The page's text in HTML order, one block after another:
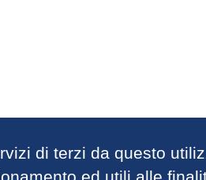
di terzi da questo